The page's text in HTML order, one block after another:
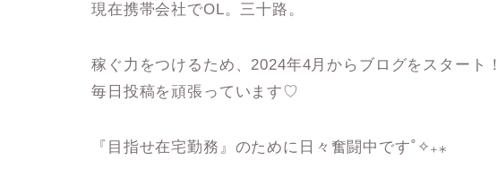
現在携帯会社でOL。三十路。
稼ぐ力をつけるため、2024年4月からブログをスタート！
毎日投稿を頑張っています♡
『目指せ在宅勤務』のために日々奮闘中です˚✧₊⁎